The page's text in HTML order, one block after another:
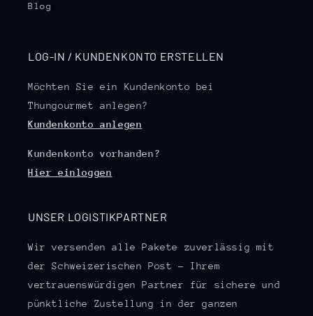
Blog
LOG-IN / KUNDENKONTO ERSTELLEN
Möchten Sie ein Kundenkonto bei
Thungourmet anlegen?
Kundenkonto anlegen
Kundenkonto vorhanden?
Hier einloggen
UNSER LOGISTIKPARTNER
Wir versenden alle Pakete zuverlässig mit
der Schweizerischen Post – Ihrem
vertrauenswürdigen Partner für sichere und
pünktliche Zustellung in der ganzen